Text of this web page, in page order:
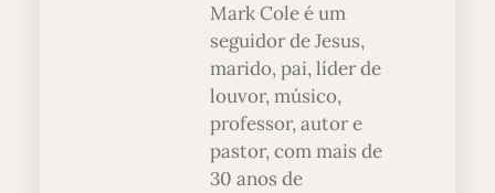
Mark Cole é um
seguidor de Jesus,
marido, pai, líder de
louvor, músico,
professor, autor e
pastor, com mais de
30 anos de